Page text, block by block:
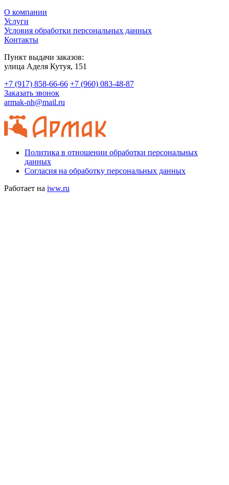
О компании
Услуги
Условия обработки персональных данных
Контакты
Пункт выдачи заказов:
​улица Аделя Кутуя, 151
+7 (917) 858-66-66 +7 (960) 083-48-87
Заказать звонок
armak-nh@mail.ru
Политика в отношении обработки персональных
данных
Согласия на обработку персональных данных
Работает на iww.ru